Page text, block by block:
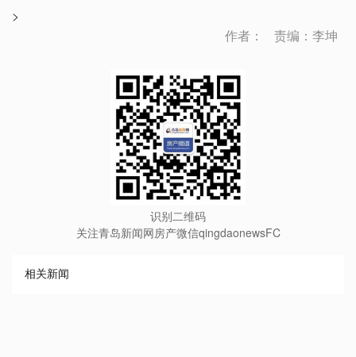
>
作者：
责编：李坤
识别二维码
关注青岛新闻网房产微信qingdaonewsFC
相关新闻